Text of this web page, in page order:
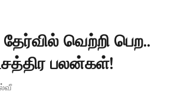
வெற்றி பெற..
பலன்கள்!